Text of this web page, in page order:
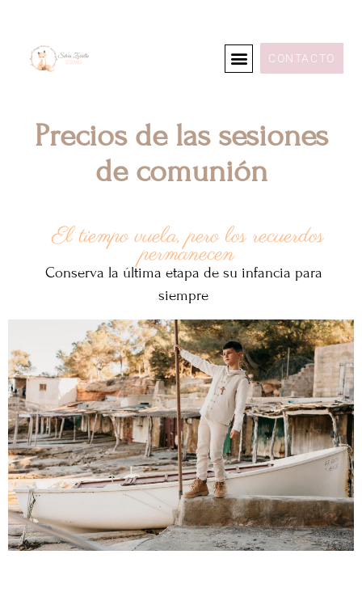
CONTACTO
Precios de las sesiones
de comunión
El tiempo vuela, pero los recuerdos
permanecen
Conserva la última etapa de su infancia para
siempre